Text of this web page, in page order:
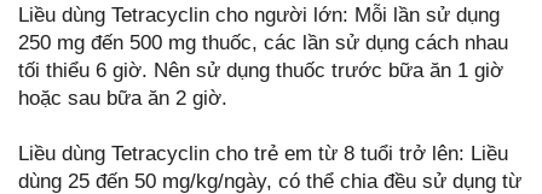
Liều dùng Tetracyclin cho người lớn: Mỗi lần sử dụng
250 mg đến 500 mg thuốc, các lần sử dụng cách nhau
tối thiểu 6 giờ. Nên sử dụng thuốc trước bữa ăn 1 giờ
hoặc sau bữa ăn 2 giờ.
Liều dùng Tetracyclin cho trẻ em từ 8 tuổi trở lên: Liều
dùng 25 đến 50 mg/kg/ngày, có thể chia đều sử dụng từ